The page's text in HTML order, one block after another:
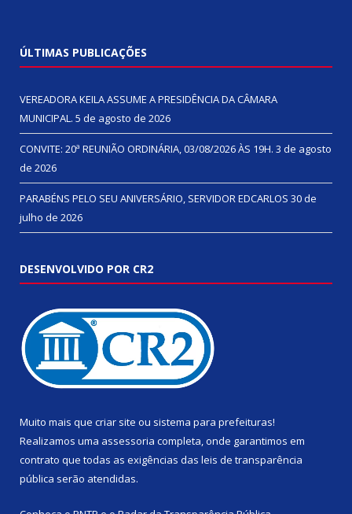
ÚLTIMAS PUBLICAÇÕES
VEREADORA KEILA ASSUME A PRESIDÊNCIA DA CÂMARA
MUNICIPAL. 5 de agosto de 2026
CONVITE: 20ª REUNIÃO ORDINÁRIA, 03/08/2026 ÀS 19H. 3 de agosto
de 2026
PARABÉNS PELO SEU ANIVERSÁRIO, SERVIDOR EDCARLOS 30 de
julho de 2026
DESENVOLVIDO POR CR2
Muito mais que criar site ou sistema para prefeituras!
Realizamos uma assessoria completa, onde garantimos em
contrato que todas as exigências das leis de transparência
pública serão atendidas.